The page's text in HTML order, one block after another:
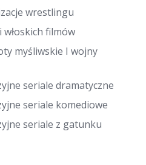
wrestlingu
filmów
myśliwskie I wojny
seriale dramatyczne
seriale komediowe
seriale z gatunku